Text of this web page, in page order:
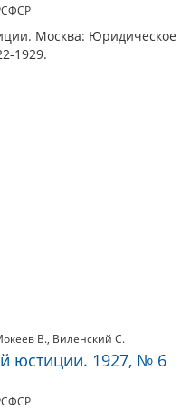
Москва: Юридическое
1929.
В., Виленский С.
юстиции. 1927, № 6